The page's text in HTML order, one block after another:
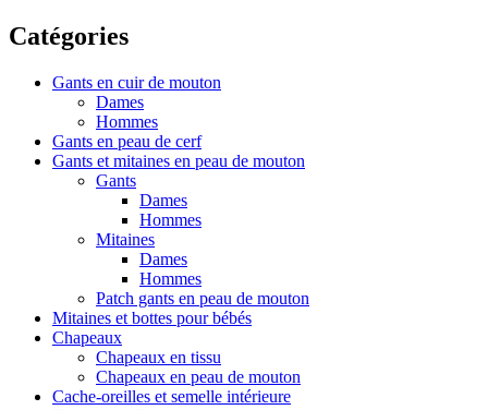
Catégories
Gants en cuir de mouton
Dames
Hommes
Gants en peau de cerf
Gants et mitaines en peau de mouton
Gants
Dames
Hommes
Mitaines
Dames
Hommes
Patch gants en peau de mouton
Mitaines et bottes pour bébés
Chapeaux
Chapeaux en tissu
Chapeaux en peau de mouton
Cache-oreilles et semelle intérieure